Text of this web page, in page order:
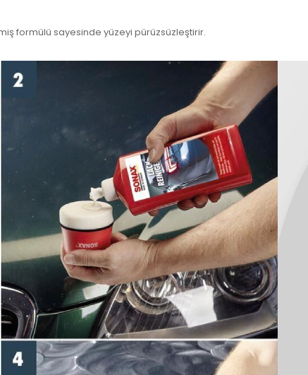
formülü sayesinde yüzeyi pürüzsüzleştirir.